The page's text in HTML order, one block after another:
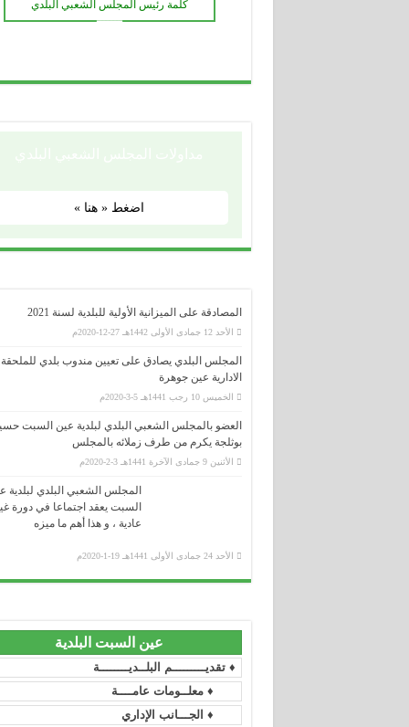
مراسم افتتاح الموسم الدراسي الجديد 2020-2021 من متوسطة دريسي عمار عين السبت
كلمة رئيس المجلس الشعبي البلدي
ـــــــ
اضغط « هنا »
المصادقة على الميزانية الأولية للبلدية لسنة 2021
الأحد 12 جمادى الأولى 1442هـ 27-12-2020م
المجلس البلدي يصادق على تعيين مندوب بلدي للملحقة
الادارية عين جوهرة
الخميس 10 رجب 1441هـ 5-3-2020م
العضو بالمجلس الشعبي البلدي لبلدية عين السبت
بوثلجة يكرم من طرف زملائه بالمجلس
الأثنين 9 جمادى الآخرة 1441هـ 3-2-2020م
المجلس الشعبي البلدي لبلدية
السبت يعقد اجتماعا في دورة
عادية ، و هذا أهم ما ميزه
الأحد 24 جمادى الأولى 1441هـ 19-1-2020م
عين السبت البلدية
♦ تقديـــــــــم البلــديــــــــة
♦ معلــومات عامــــة
♦ الجـــانب الإداري
وزارة الداخلية و الجماعات المحلية
المجلس الشعبي الولائي _ سطيف
المجلس الدستوري
مجلس الأمة
رئاسة الحكومة